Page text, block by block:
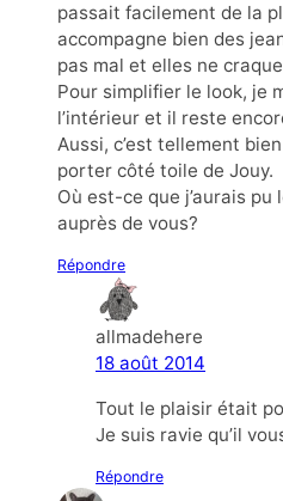
passait facilement de la
accompagne bien des
pas mal et elles ne
Pour simplifier le look, je
l’intérieur et il reste
Aussi, c’est tellement
porter côté toile de Jouy.
Où est-ce que j’aurais
auprès de vous?
Répondre
allmadehere
18 août 2014
Tout le plaisir était
Je suis ravie qu’il
Répondre